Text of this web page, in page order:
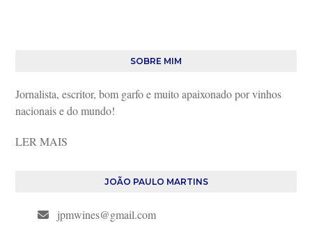
SOBRE MIM
Jornalista, escritor, bom garfo e muito apaixonado por vinhos
nacionais e do mundo!
LER MAIS
JOÃO PAULO MARTINS
jpmwines@gmail.com